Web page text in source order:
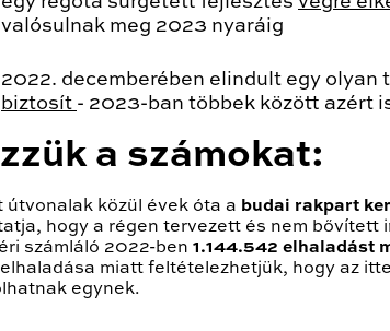
valósulnak meg 2023 nyaráig
2022. decemberében elindult egy olyan
biztosít - 2023-ban többek között azért
a számokat:
útvonalak közül évek óta a budai rakpart
hogy a régen tervezett és nem bővített
számláló 2022-ben 1.144.542 elhaladást
miatt feltételezhetjük, hogy az
egynek.